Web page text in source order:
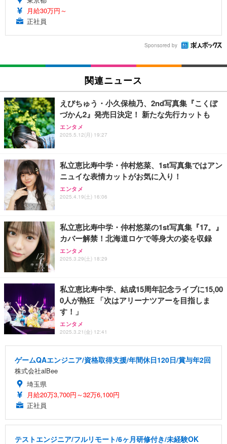
月給30万円～
正社員
Sponsored by
関連ニュース
えびちゅう・小久保柚乃、2nd写真集『こくぼ
づかん2』発売日決定！ 新たな先行カットも
エンタメ
2025.5.12(月) 19:27
私立恵比寿中学・仲村悠菜、1st写真集ではアン
ニュイな表情カットがお気に入り！
エンタメ
2025.4.19(土) 16:06
私立恵比寿中学・仲村悠菜の1st写真集『17。』
カバー解禁！北海道ロケで等身大の姿を収録
エンタメ
2025.3.29(土) 18:29
私立恵比寿中学、結成15周年記念ライブに15,00
0人が熱狂 「次はアリーナツアーを目指しま
す！」
エンタメ
2025.3.21(金) 12:41
ゲームQAエンジニア/資格取得支援/年間休日120日/賞与年2回
株式会社alBee
埼玉県
月給20万3,700円～32万6,100円
正社員
テストエンジニア/フルリモート/6ヶ月研修付き/未経験OK